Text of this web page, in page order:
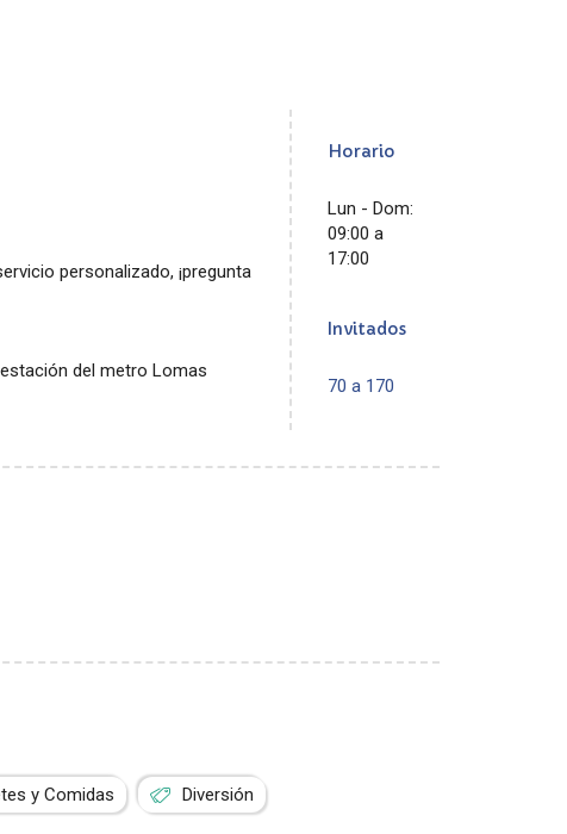
personalizado, ¡pregunta
del metro Lomas
Horario
Lun - Dom:
09:00 a
17:00
Invitados
70 a 170
y Comidas Diversión